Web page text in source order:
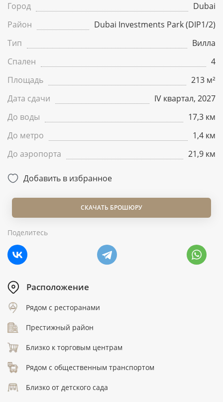
Город
Dubai
Район
Dubai Investments Park (DIP1/2)
Тип
Вилла
Спален
4
Площадь
213 м²
Дата сдачи
IV квартал, 2027
До воды
17,3 км
До метро
1,4 км
До аэропорта
21,9 км
Добавить в избранное
СКАЧАТЬ БРОШЮРУ
Поделитесь
Расположение
Рядом с ресторанами
Престижный район
Близко к торговым центрам
Рядом с общественным транспортом
Близко от детского сада